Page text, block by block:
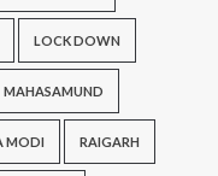
LOCK DOWN
MAHASAMUND
MODI RAIGARH